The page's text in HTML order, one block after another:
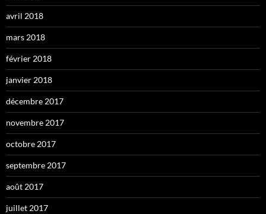
avril 2018
mars 2018
février 2018
janvier 2018
décembre 2017
novembre 2017
octobre 2017
septembre 2017
août 2017
juillet 2017